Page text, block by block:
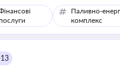
Паливно-
комплекс